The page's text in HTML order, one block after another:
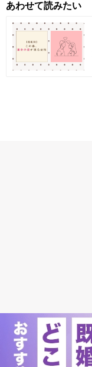
あわせて読みたい